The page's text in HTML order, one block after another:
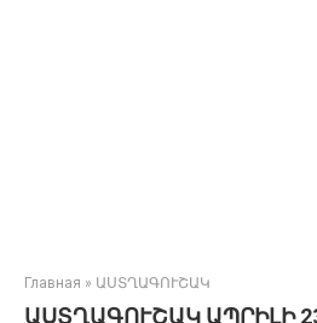
Главная » ԱՍՏՂԱԳՈՒՇԱԿ
ԱՍՏՂԱԳՈՒՇԱԿ ԱՊՐԻԼԻ